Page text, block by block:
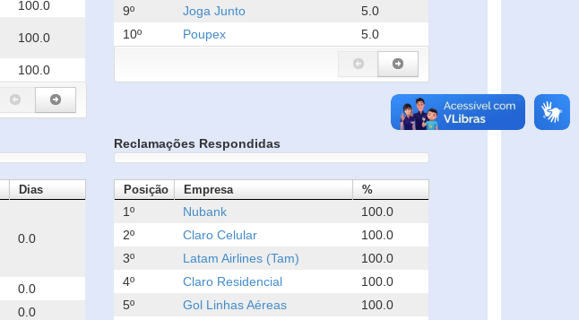
100.0
100.0
100.0
9º
Joga Junto
5.0
10º
Poupex 5.0
Dias
0.0
0.0
0.0
Reclamações Respondidas
Posição Empresa %
1º Nubank
100.0
2º
Claro Celular
100.0
3º
Latam Airlines (Tam)
100.0
4º
Claro Residencial
100.0
5º
Gol Linhas Aéreas 100.0